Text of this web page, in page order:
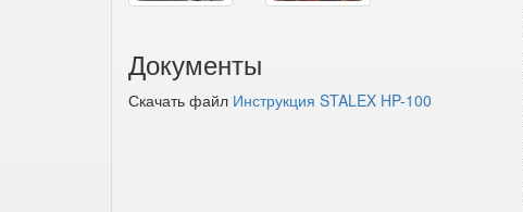
Документы
Скачать файл Инструкция STALEX HP-100